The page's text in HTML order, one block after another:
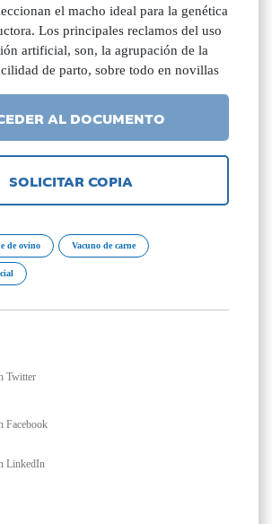
el macho ideal para la genética
Los principales reclamos del uso
artificial, son, la agrupación de la
de parto, sobre todo en novillas
AL DOCUMENTO
SOLICITAR COPIA
de ovino Vacuno de carne
Twitter
Facebook
LinkedIn